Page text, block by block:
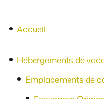
Accueil
Hébergements de
Emplacements de